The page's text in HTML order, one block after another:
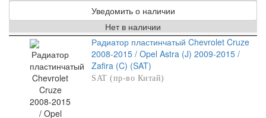
Уведомить о наличии
Нет в наличии
Радиатор пластинчатый Chevrolet Cruze
2008-2015 / Opel Astra (J) 2009-2015 /
Zafira (C) (SAT)
SAT (пр-во Китай)